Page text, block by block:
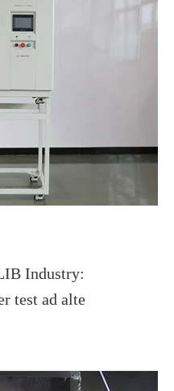
Industry:
test ad alte